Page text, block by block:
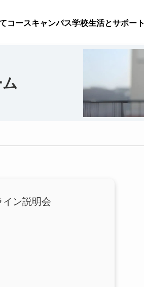
コースキャンパス学校生活とサポート
イン説明会